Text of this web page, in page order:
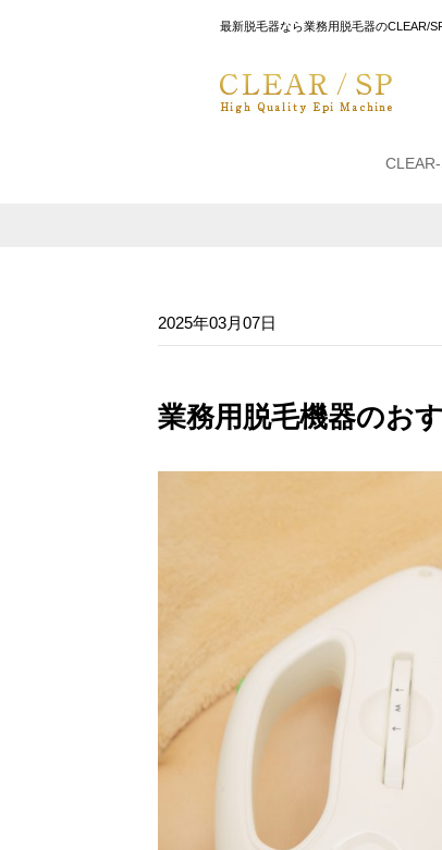
最新脱毛器なら業務用脱毛器のCLEAR/
2025年03月07日
業務用脱毛機器のお